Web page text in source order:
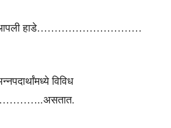
आपली हाडे…………………………
विविध